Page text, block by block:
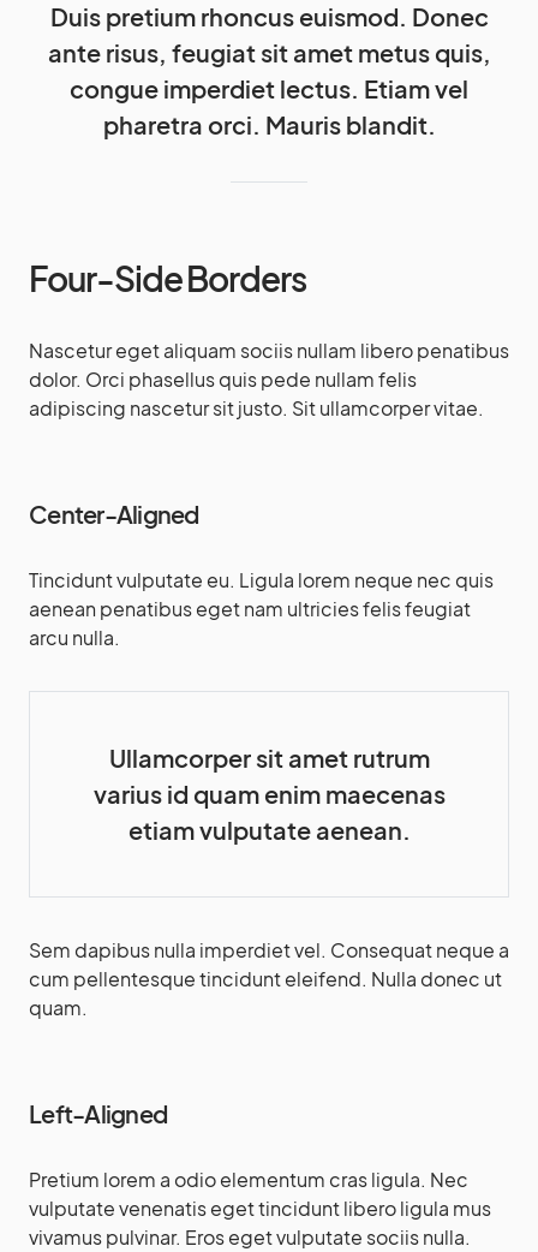
Duis pretium rhoncus euismod. Donec
ante risus, feugiat sit amet metus quis,
congue imperdiet lectus. Etiam vel
pharetra orci. Mauris blandit.
Four-Side Borders
Nascetur eget aliquam sociis nullam libero penatibus
dolor. Orci phasellus quis pede nullam felis
adipiscing nascetur sit justo. Sit ullamcorper vitae.
Center-Aligned
Tincidunt vulputate eu. Ligula lorem neque nec quis
aenean penatibus eget nam ultricies felis feugiat
arcu nulla.
Ullamcorper sit amet rutrum
varius id quam enim maecenas
etiam vulputate aenean.
Sem dapibus nulla imperdiet vel. Consequat neque a
cum pellentesque tincidunt eleifend. Nulla donec ut
quam.
Left-Aligned
Pretium lorem a odio elementum cras ligula. Nec
vulputate venenatis eget tincidunt libero ligula mus
vivamus pulvinar. Eros eget vulputate sociis nulla.